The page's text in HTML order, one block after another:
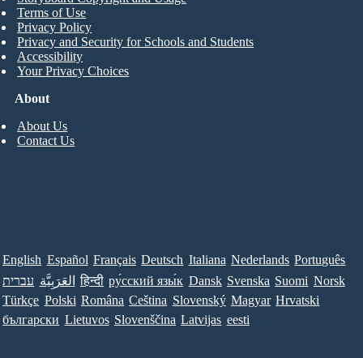
About
About Us
Contact Us
Terms of Use
Privacy Policy
Privacy and Security for Schools and Students
Accessibility
Your Privacy Choices
English Español Français Deutsch Italiana Nederlands Português
עברית العَرَبِيَّة हिन्दी ру́сский язы́к Dansk Svenska Suomi Norsk
Türkçe Polski Româna Ceština Slovenský Magyar Hrvatski
български Lietuvos Slovenščina Latvijas eesti